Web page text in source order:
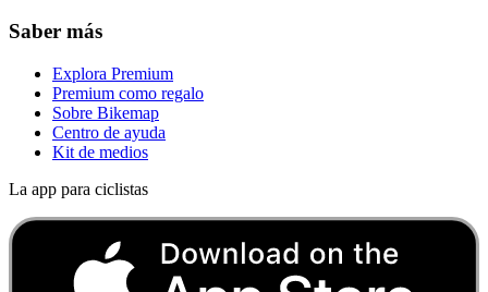
Saber más
Explora Premium
Premium como regalo
Sobre Bikemap
Centro de ayuda
Kit de medios
La app para ciclistas